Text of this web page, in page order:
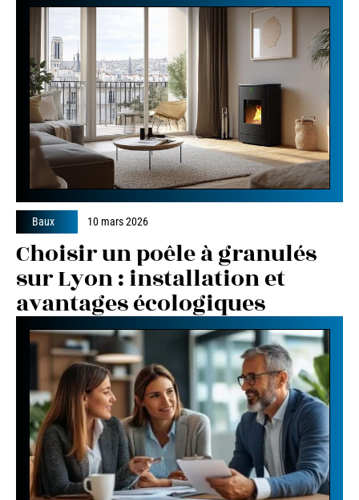
Baux 10 mars 2026
Choisir un poêle à granulés
sur Lyon : installation et
avantages écologiques